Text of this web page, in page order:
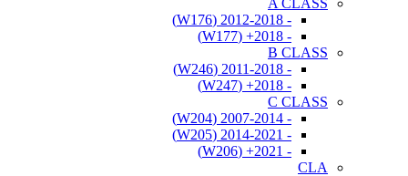
A CLASS
- 2012-2018 (W176)
- 2018+ (W177)
B CLASS
- 2011-2018 (W246)
- 2018+ (W247)
C CLASS
- 2007-2014 (W204)
- 2014-2021 (W205)
- 2021+ (W206)
CLA